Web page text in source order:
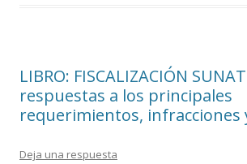
LIBRO: FISCALIZACIÓN
respuestas a los principales
requerimientos, infracciones
Deja una respuesta